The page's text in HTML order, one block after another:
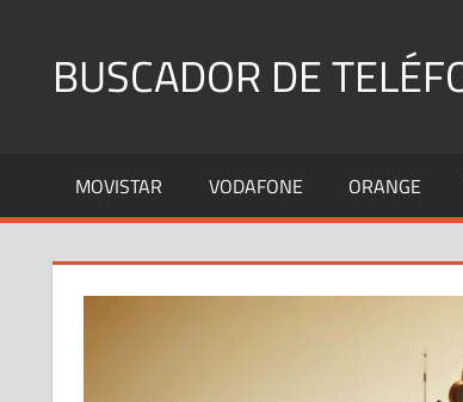
contenidoBUSCADOR DE
Fijos
y
MOVISTAR VODAFONE ORANGE